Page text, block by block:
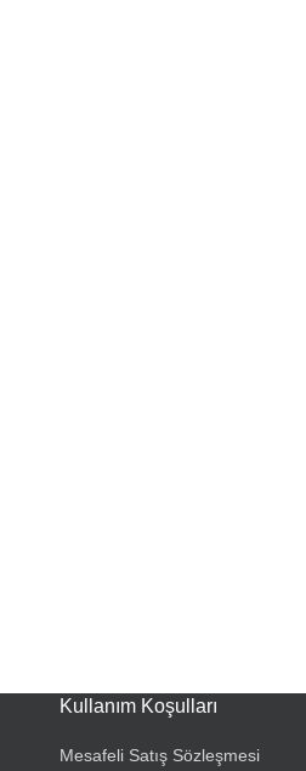
Kullanım Koşulları
Mesafeli Satış Sözleşmesi